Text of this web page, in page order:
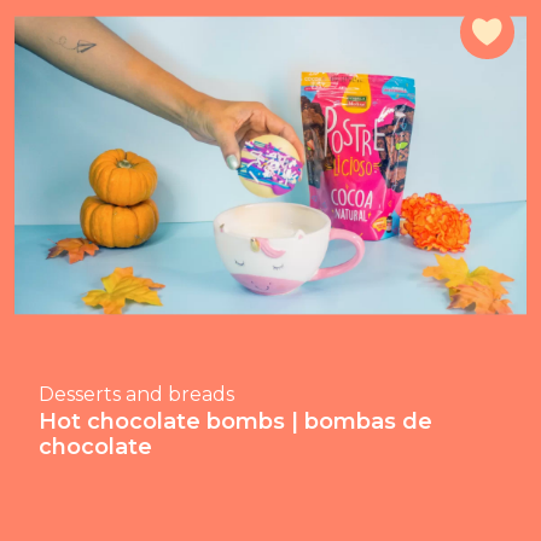
Desserts and breads
Hot chocolate bombs | bombas de
chocolate